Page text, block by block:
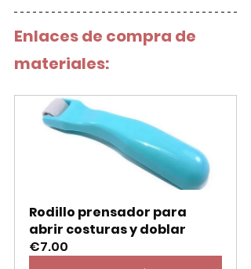
Enlaces de compra de
materiales:
Rodillo prensador para
abrir costuras y doblar
€7.00